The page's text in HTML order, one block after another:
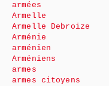
armées
Armelle
Armelle Debroize
Arménie
arménien
Arméniens
armes
armes citoyens